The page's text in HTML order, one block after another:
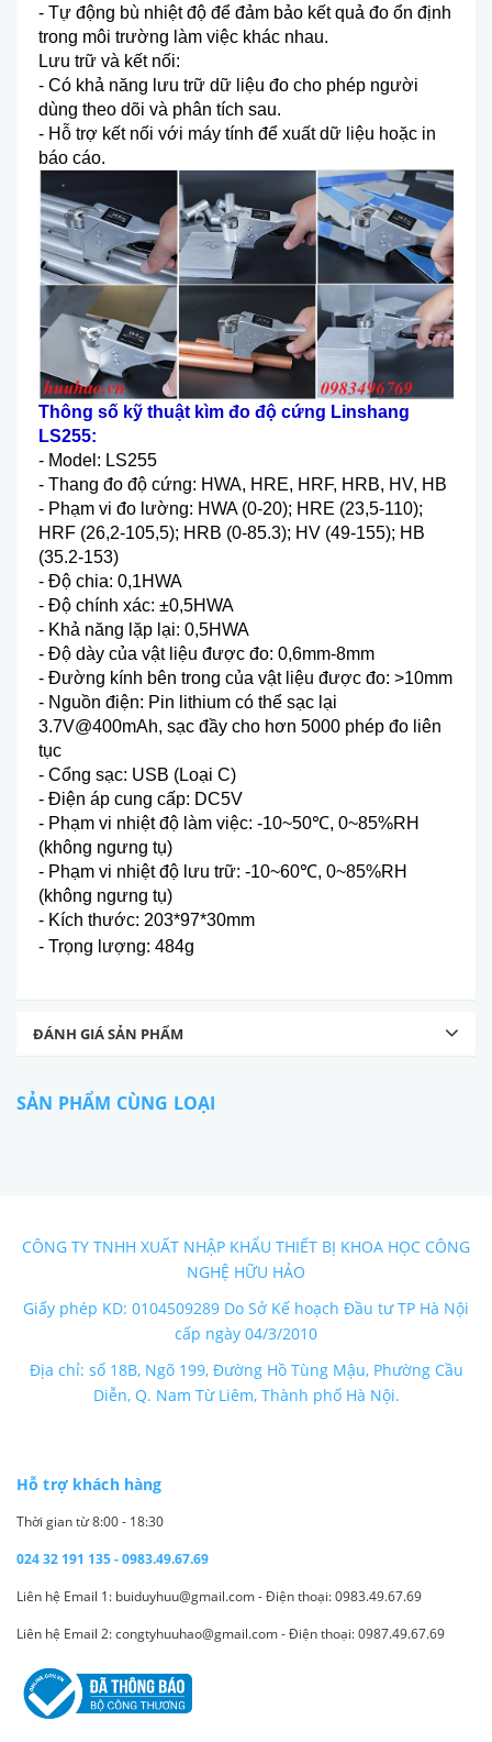
- Tự động bù nhiệt độ để đảm bảo kết quả đo ổn định
trong môi trường l àm việc khác nhau.
Lưu trữ và kết nối:
- Có khả năng lưu trữ dữ liệu đo cho phép người
dùng theo dõi và phân tích sau.
- Hỗ trợ kết nối với máy tính để xuất dữ liệu hoặc in
báo cáo.
Thông số kỹ thuật kìm đo độ cứng Linshang
LS255:
- Model : LS255
- Thang đo độ cứng: HWA, HRE, HRF, HRB, HV, HB
- Phạm vi đo lường: HWA (0-20); HRE (23,5-110);
HRF (26,2-105,5); HRB (0-85.3); HV (49-155); HB
(35.2-153)
- Độ chia: 0,1HWA
- Độ chính xác: ±0,5HWA
- Khả năng lặp lại: 0,5HWA
- Độ dày của vật liệu được đo: 0,6mm-8mm
- Đường kính bên trong của vật liệu được đo: >10mm
- Nguồn điện: Pin lithium có thể sạc lại
3.7V@400mAh, sạc đầy cho hơn 5000 phép đo liên
tục
- Cổng sạc: USB (Loại C)
- Điện áp cung cấp: DC5V
- Phạm vi nhiệt độ l àm việc: -10~50℃, 0~85%RH
(không ngưng tụ)
- Phạm vi nhiệt độ lưu trữ: -10~60℃, 0~85%RH
(không ngưng tụ)
- Kích thước: 203*97*30mm
- Trọng lượng: 484g
ĐÁNH GIÁ SẢN PHẨM
SẢN PHẨM CÙNG LOẠI
CÔNG TY TNHH XUẤT NHẬP KHẨU THIẾT BỊ KHOA HỌC CÔNG
NGHỆ HỮU HẢO
Giấy phép KD: 0104509289 Do Sở Kế hoạch Đầu tư TP Hà Nội
cấp ngày 04/3/2010
Địa chỉ: số 18B, Ngõ 199, Đường Hồ Tùng Mậu, Phường Cầu
Diễn, Q. Nam Từ Liêm, Thành phố Hà Nội.
Hỗ trợ khách hàng
Thời gian từ 8:00 - 18:30
024 32 191 135 - 0983.49.67.69
Liên hệ Email 1: buiduyhuu@gmail.com - Điện thoại: 0983.49.67.69
Liên hệ Email 2: congtyhuuhao@gmail.com - Điện thoại: 0987.49.67.69